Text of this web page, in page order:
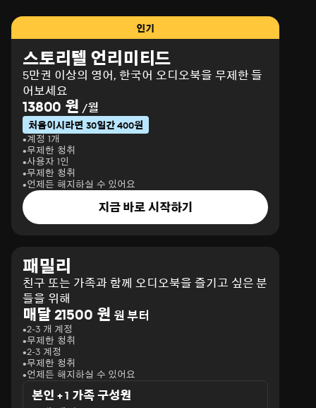
인기
스토리텔 언리미티드
5만권 이상의 영어, 한국어 오디오북을 무제한 들
어보세요
13800 원 /월
처음이시라면 30일간 400원
계정 1개
무제한 청취
사용자 1인
무제한 청취
언제든 해지하실 수 있어요
지금 바로 시작하기
패밀리
친구 또는 가족과 함께 오디오북을 즐기고 싶은 분
들을 위해
매달 21500 원 원 부터
2-3 개 계정
무제한 청취
2-3 계정
무제한 청취
언제든 해지하실 수 있어요
본인 + 1 가족 구성원